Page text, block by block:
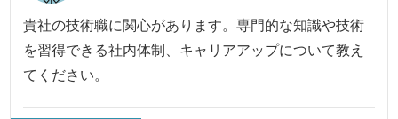
貴社の技術職に関心があります。専門的な知識や技術
を習得できる社内体制、キャリアアップについて教え
てください。